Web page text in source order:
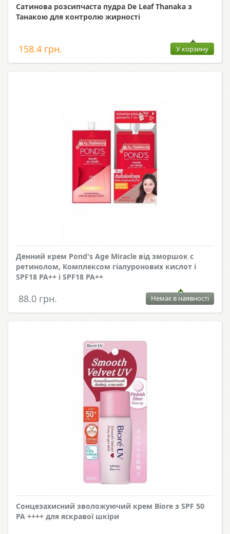
Сатинова розсипчаста пудра De Leaf Thanaka з
Танакою для контролю жирності
158.4 грн. У корзину
Денний крем Pond's Age Miracle від зморшок c
ретинолом, Комплексом гіалуронових кислот і
SPF18 PA++ і SPF18 PA++
88.0 грн. Немає в наявності
Сонцезахисний зволожуючий крем Biore з SPF 50
PA ++++ для яскравої шкіри